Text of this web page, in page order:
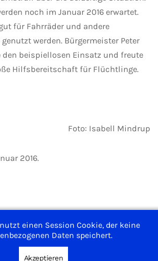
noch im Januar 2016 erwartet.
für Fahrräder und andere
werden. Bürgermeister Peter
den beispiellosen Einsatz und freute
Hilfsbereitschaft für Flüchtlinge.
Foto: Isabell Mindrup
2016.
einen Session Cookie, der keine
Daten speichert.
Akzeptieren